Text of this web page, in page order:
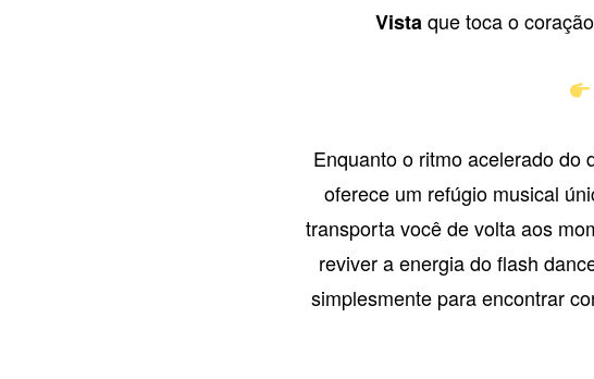
Vista que toca o
Enquanto o ritmo acelerado do
oferece um refúgio musical
transporta você de volta aos
reviver a energia do flash
simplesmente para encontrar